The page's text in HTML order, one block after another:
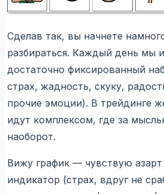
Сделав так, вы начнете
разбираться. Каждый день мы
достаточно фиксированный
страх, жадность, скуку,
прочие эмоции). В трейдинге
идут комплексом, где за
наоборот.
Вижу график — чувствую
индикатор (страх, вдруг не